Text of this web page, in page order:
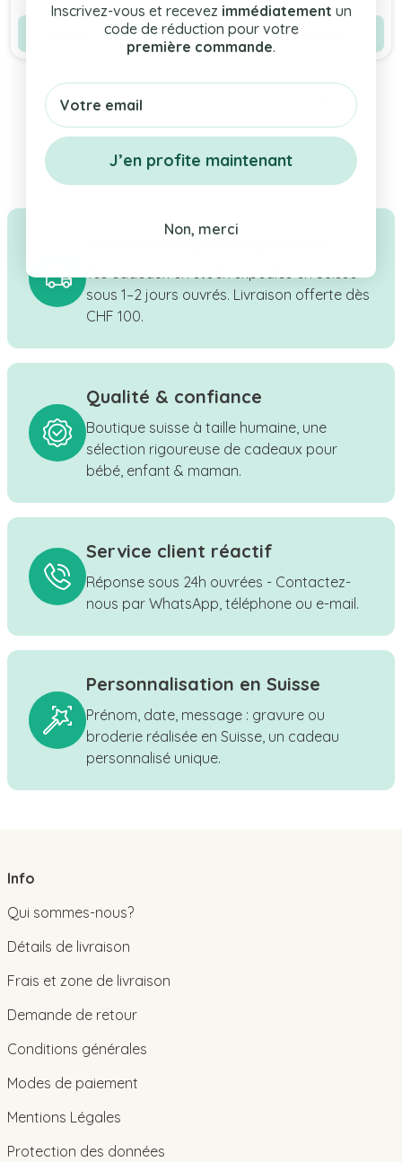
Ajouter au panier Voir le produit
Livraison rapide & gratuite
sous 1–2 jours ouvrés. Livraison offerte dès
CHF 100.
Qualité & confiance
Boutique suisse à taille humaine, une
sélection rigoureuse de cadeaux pour
bébé, enfant & maman.
Service client réactif
Réponse sous 24h ouvrées - Contactez-
nous par WhatsApp, téléphone ou e-mail.
Personnalisation en Suisse
Prénom, date, message : gravure ou
broderie réalisée en Suisse, un cadeau
personnalisé unique.
Info
Qui sommes-nous?
Détails de livraison
Frais et zone de livraison
Demande de retour
Conditions générales
Modes de paiement
Mentions Légales
Protection des données
Inscrivez-vous et recevez immédiatement un
code de réduction pour votre
première commande.
Email
J’en profite maintenant
Non, merci